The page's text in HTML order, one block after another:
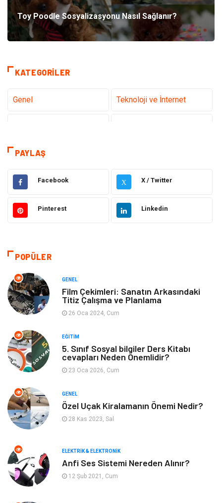
Toy Poodle Sosyalizasyonu Nasıl Sağlanır?
KATEGORILER
Genel Teknoloji ve İnternet
Sağlık
Hukuk Dekorasyon
Elektrik & Elektronik Giyim
Eğitim ve Kariyer
Otomotiv
Makine Alışveriş
Keyif ve Hobi
Tatil Yeme İçme
Bilgisayar & Yazılım Spor
İnternet
Finans ve Yönetim Gayrimenkul
Mobilya Aksesuar
PAYLAŞ
Facebook X X / Twitter
Pinterest Linkedin
POPÜLER
GENEL
Film Çekimleri: Sanatın Arkasındaki
Titiz Çalışma ve Planlama
26 Oca 2024, Cum
EĞITIM
5. Sınıf Sosyal bilgiler Ders Kitabı
cevapları Neden Önemlidir?
23 Oca 2026, Cum
GENEL
Özel Uçak Kiralamanın Önemi Nedir?
28 Kas 2023, Sal
ELEKTRIK & ELEKTRONIK
Anfi Ses Sistemi Nereden Alınır?
12 Şub 2021, Cum